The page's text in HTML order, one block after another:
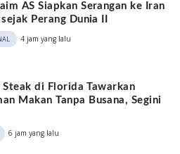
AS Siapkan Serangan ke Iran
Perang Dunia II
4 jam yang lalu
Steak di Florida Tawarkan
Makan Tanpa Busana, Segini
6 jam yang lalu